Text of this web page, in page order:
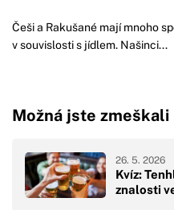
Češi a Rakušané mají mnoho
v souvislosti s jídlem. Našinci...
Možná jste zmeškali
Kvíz:
znalosti
26. 5. 2026